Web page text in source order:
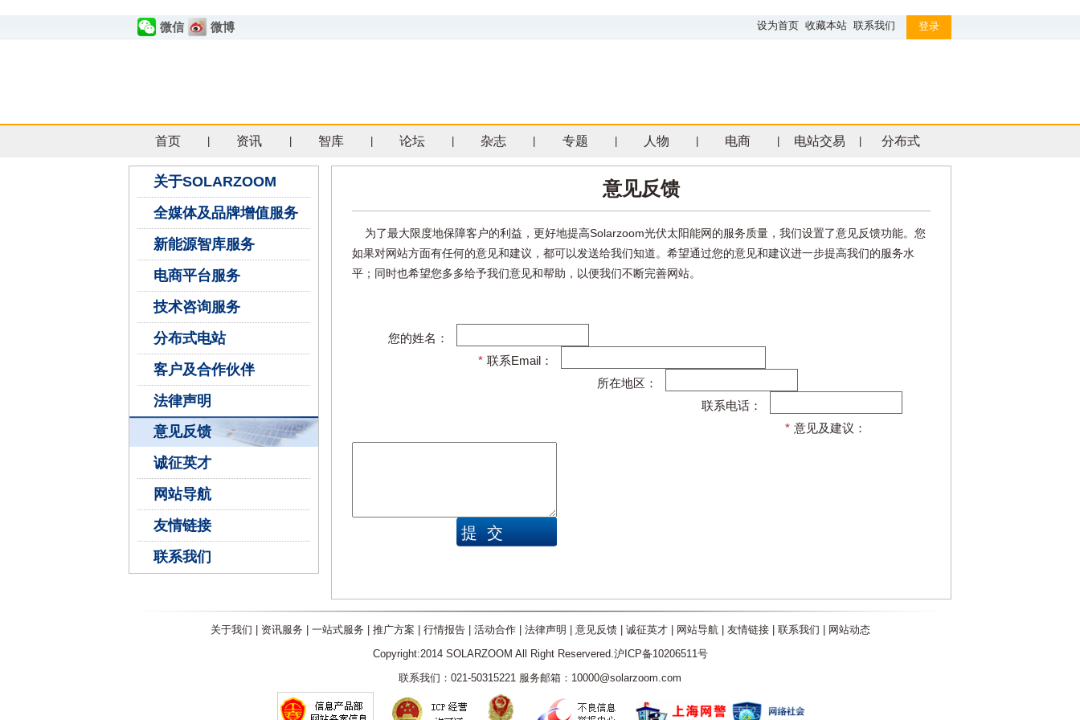
微信 微博 设为首页 收藏本站 联系我们 登录
首页 资讯 智库 论坛 杂志 专题 人物 电商 电站交易 分布式
关于SOLARZOOM
全媒体及品牌增值服务
新能源智库服务
电商平台服务
技术咨询服务
分布式电站
客户及合作伙伴
法律声明
意见反馈
诚征英才
网站导航
友情链接
联系我们
意见反馈
为了最大限度地保障客户的利益，更好地提高Solarzoom光伏太阳能网的服务质量，我们设置了意见反馈功能。您
如果对网站方面有任何的意见和建议，都可以发送给我们知道。希望通过您的意见和建议进一步提高我们的服务水
平；同时也希望您多多给予我们意见和帮助，以便我们不断完善网站。
您的姓名：
* 联系Email：
所在地区：
联系电话：
* 意见及建议：
关于我们 资讯服务 一站式服务 推广方案 行情报告| 活动合作| 法律声明 意见反馈| 诚征英才| 网站导航| 友情链接| 联系我们
网站动态
Copyright:2014 SOLARZOOM All Right Reservered.沪ICP备10206511号
联系我们：021-50315221 服务邮箱：10000@solarzoom.com